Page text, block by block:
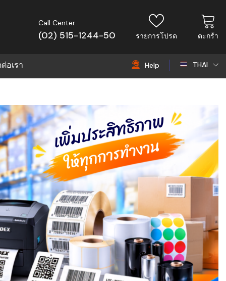
Call Center
(02) 515-1244-50 รายการโปรด ตะกร้า
อเรา Help THAI
EN